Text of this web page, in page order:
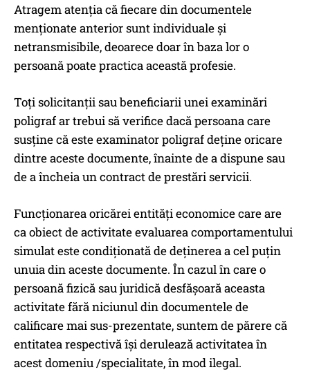
Atragem atenția că fiecare din documentele
menționate anterior sunt individuale şi
netransmisibile, deoarece doar în baza lor o
persoană poate practica această profesie.
Toți solicitanții sau beneficiarii unei examinări
poligraf ar trebui să verifice dacă persoana care
susține că este examinator poligraf deține oricare
dintre aceste documente, înainte de a dispune sau
de a încheia un contract de prestări servicii.
Funcționarea oricărei entități economice care are
ca obiect de activitate evaluarea comportamentului
simulat este condiționată de deținerea a cel puțin
unuia din aceste documente. În cazul în care o
persoană fizică sau juridică desfășoară aceasta
activitate fără niciunul din documentele de
calificare mai sus-prezentate, suntem de părere că
entitatea respectivă își derulează activitatea în
acest domeniu /specialitate, în mod ilegal.